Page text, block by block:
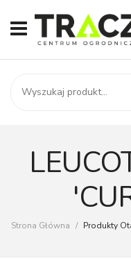
START
SKLEP
AKTUALNOŚCI
Brak
Strona Główna / Produkty